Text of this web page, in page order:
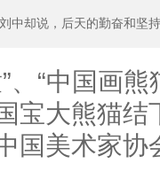
中却说，后天的勤奋和坚
、“中国画
宝大熊猫
国美术家